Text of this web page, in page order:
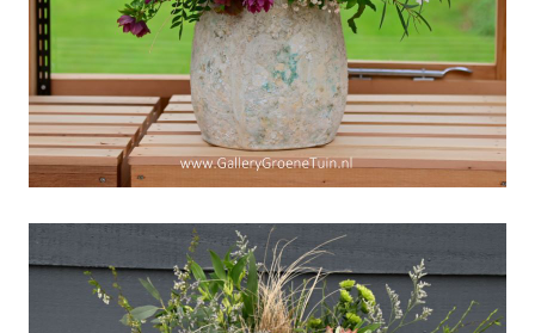
Week v/d Groene Tuin